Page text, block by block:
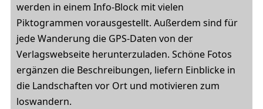
werden in einem Info-Block mit vielen
Piktogrammen vorausgestellt. Außerdem sind für
jede Wanderung die GPS-Daten von der
Verlagswebseite herunterzuladen. Schöne Fotos
ergänzen die Beschreibungen, liefern Einblicke in
die Landschaften vor Ort und motivieren zum
loswandern.